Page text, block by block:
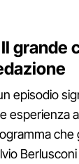
grande
episodio
esperienza